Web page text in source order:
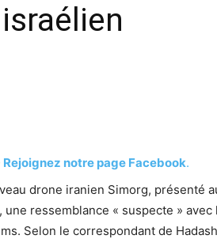
Rejoignez notre page Facebook.
drone iranien Simorg, présenté
ressemblance « suspecte » avec
Selon le correspondant de